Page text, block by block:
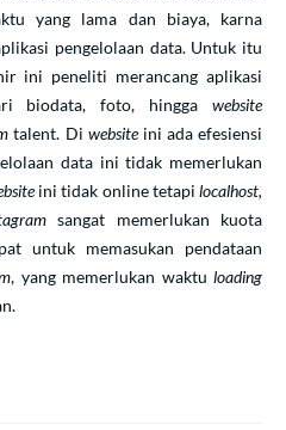
yang lama dan biaya, karna
pengelolaan data. Untuk itu
ini peneliti merancang aplikasi
biodata, foto, hinggawebsite
talent. Di website ini ada efesiensi
data ini tidak memerlukan
ini tidak online tetapilocalhost,
sangat memerlukan kuota
untuk memasukan pendataan
, yang memerlukan waktuloading